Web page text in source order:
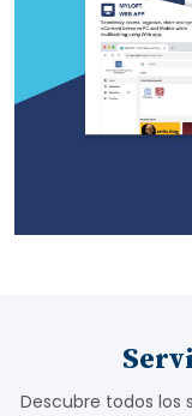
Descubre todos los